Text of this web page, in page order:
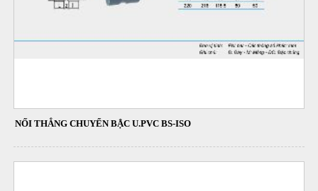
NỐI THẲNG CHUYỂN BẬC U.PVC BS-ISO